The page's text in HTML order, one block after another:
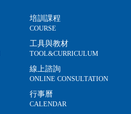
培訓課程
COURSE
工具與教材
TOOL&CURRICULUM
線上諮詢
ONLINE CONSULTATION
行事曆
CALENDAR